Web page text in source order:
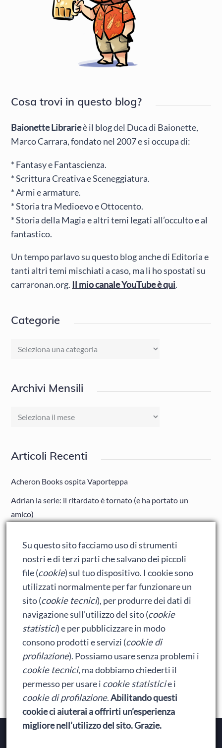
Cosa trovi in questo blog?
Baionette Librarieè il blog del Duca di Baionette,
Marco Carrara, fondato nel 2007 e si occupa di:
* Fantasy e Fantascienza.
* Scrittura Creativa e Sceneggiatura.
* Armi e armature.
* Storia tra Medioevo e Ottocento.
* Storia della Magia e altri temi legati all’occulto e al
fantastico.
Un tempo parlavo su questo blog anche di Editoria e
tanti altri temi mischiati a caso, ma li ho spostati su
carraronan.org. Il mio canale YouTube è qui.
Categorie
Categorie
Archivi Mensili
Archivi
Articoli Recenti
Acheron Books ospita Vaporteppa
Adrian la serie: il ritardato è tornato (e ha portato un
amico)
Ralph spacca Internet: analisi del film
Bumblebee: un buon film dei Transformers
Meta
Accedi
Feed dei contenuti
Feed dei commenti
WordPress.org
Su questo sito facciamo uso di strumenti
nostri e di terzi parti che salvano dei piccoli
file (cookie) sul tuo dispositivo. I cookie sono
utilizzati normalmente per far funzionare un
sito (cookie tecnici), per produrre dei dati di
navigazione sull’utilizzo del sito (cookie
statistici) e per pubblicizzare in modo
consono prodotti e servizi (cookie di
profilazione). Possiamo usare senza problemi i
cookie tecnici, ma dobbiamo chiederti il
permesso per usare i cookie statisticie i
cookie di profilazione.Abilitando questi
cookie ci aiuterai a offrirti un’esperienza
migliore nell’utilizzo del sito. Grazie.